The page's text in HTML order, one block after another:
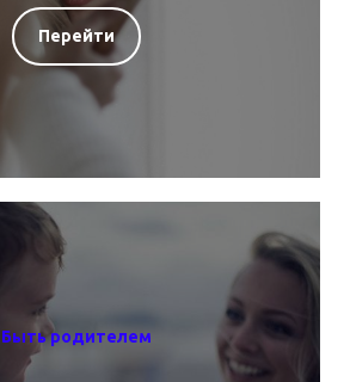
Перейти
Быть родителем